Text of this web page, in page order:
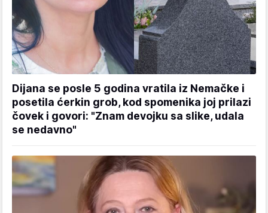
Dijana se posle 5 godina vratila iz Nemačke i
posetila ćerkin grob, kod spomenika joj prilazi
čovek i govori: "Znam devojku sa slike, udala
se nedavno"